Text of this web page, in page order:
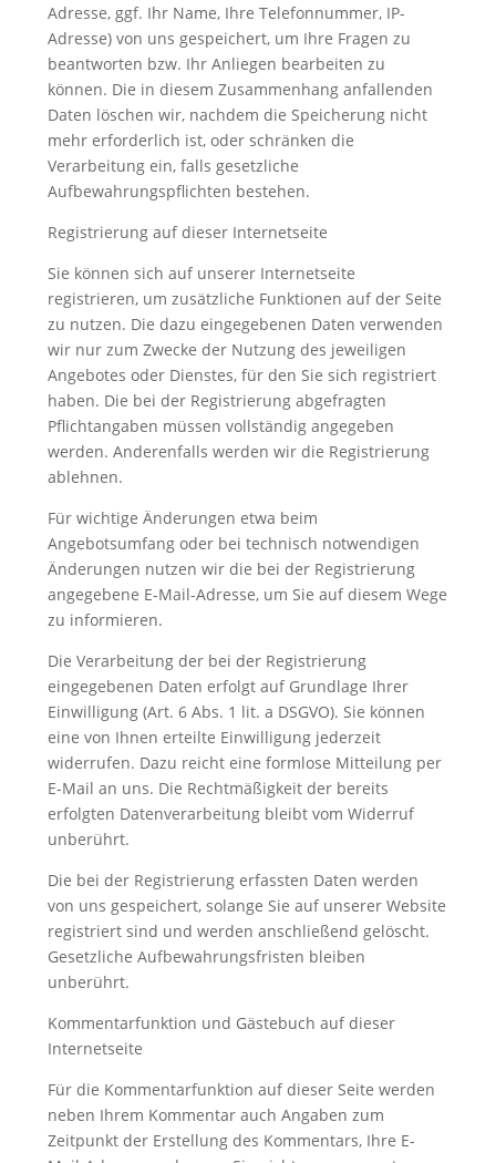
Adresse, ggf. Ihr Name, Ihre Telefonnummer, IP-
Adresse) von uns gespeichert, um Ihre Fragen zu
beantworten bzw. Ihr Anliegen bearbeiten zu
können. Die in diesem Zusammenhang anfallenden
Daten löschen wir, nachdem die Speicherung nicht
mehr erforderlich ist, oder schränken die
Verarbeitung ein, falls gesetzliche
Aufbewahrungspflichten bestehen.
Registrierung auf dieser Internetseite
Sie können sich auf unserer Internetseite
registrieren, um zusätzliche Funktionen auf der Seite
zu nutzen. Die dazu eingegebenen Daten verwenden
wir nur zum Zwecke der Nutzung des jeweiligen
Angebotes oder Dienstes, für den Sie sich registriert
haben. Die bei der Registrierung abgefragten
Pflichtangaben müssen vollständig angegeben
werden. Anderenfalls werden wir die Registrierung
ablehnen.
Für wichtige Änderungen etwa beim
Angebotsumfang oder bei technisch notwendigen
Änderungen nutzen wir die bei der Registrierung
angegebene E-Mail-Adresse, um Sie auf diesem Wege
zu informieren.
Die Verarbeitung der bei der Registrierung
eingegebenen Daten erfolgt auf Grundlage Ihrer
Einwilligung (Art. 6 Abs. 1 lit. a DSGVO). Sie können
eine von Ihnen erteilte Einwilligung jederzeit
widerrufen. Dazu reicht eine formlose Mitteilung per
E-Mail an uns. Die Rechtmäßigkeit der bereits
erfolgten Datenverarbeitung bleibt vom Widerruf
unberührt.
Die bei der Registrierung erfassten Daten werden
von uns gespeichert, solange Sie auf unserer Website
registriert sind und werden anschließend gelöscht.
Gesetzliche Aufbewahrungsfristen bleiben
unberührt.
Kommentarfunktion und Gästebuch auf dieser
Internetseite
Für die Kommentarfunktion auf dieser Seite werden
neben Ihrem Kommentar auch Angaben zum
Zeitpunkt der Erstellung des Kommentars, Ihre E-